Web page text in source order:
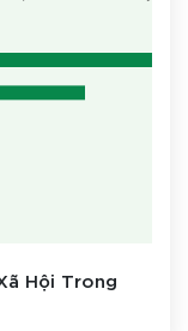
Hội Trong